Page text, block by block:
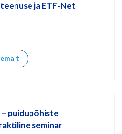
ja ETF-Net
– puidupõhiste
seminar